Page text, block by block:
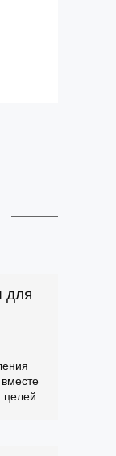
для
целей